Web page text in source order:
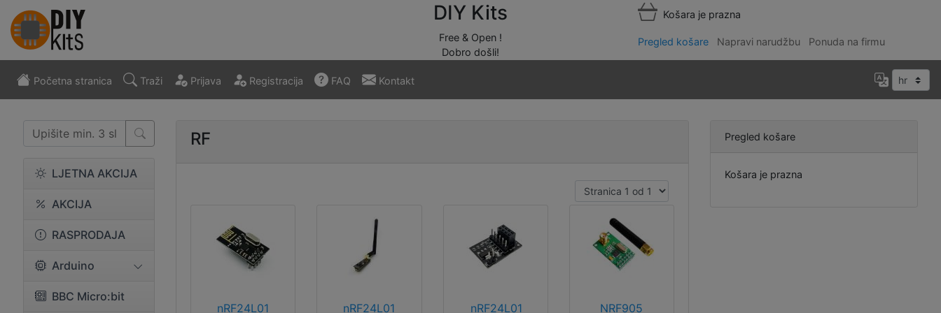
DIY Kits
Free & Open !
Dobro došli!
Košara je prazna
Pregled košare Napravi narudžbu Ponuda na firmu
Početna stranica Traži Prijava Registracija FAQ Kontakt
LJETNA AKCIJA
AKCIJA
RASPRODAJA
Arduino
BBC Micro:bit
RF
nRF24L01
nRF24L01
nRF24L01
NRF905
Pregled košare
Košara je prazna